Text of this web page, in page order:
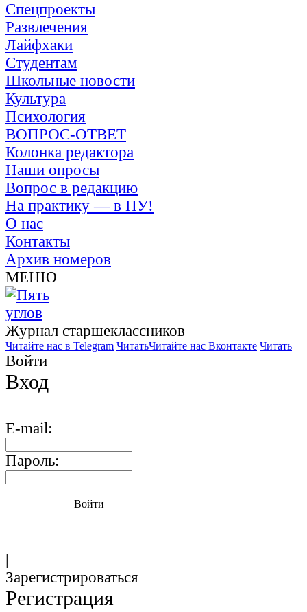
Спецпроекты
Развлечения
Лайфхаки
Студентам
Школьные новости
Культура
Психология
ВОПРОС-ОТВЕТ
Колонка редактора
Наши опросы
Вопрос в редакцию
На практику — в ПУ!
О нас
Контакты
Архив номеров
МЕНЮ
Журнал старшекласcников
Читайте нас в Telegram ЧитатьЧитайте нас Вконтакте Читать
Войти
Вход
E-mail:
Пароль:
Войти
|
Зарегистрироваться
Регистрация